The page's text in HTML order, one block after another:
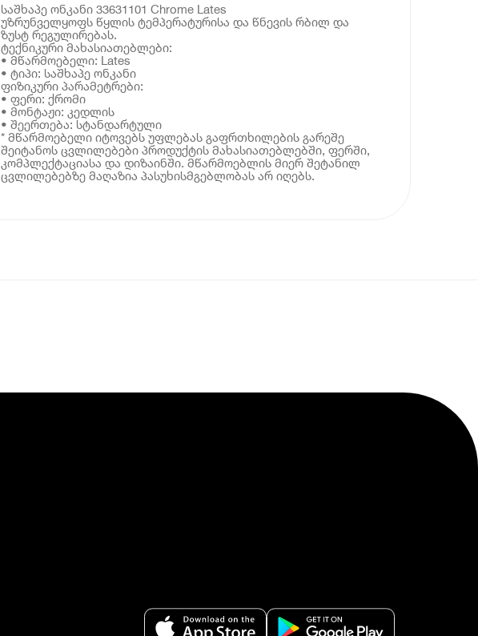
საშხაპე ონკანი 33631101 Chrome Lates
უზრუნველყოფს წყლის ტემპერატურისა და წნევის რბილ და
ზუსტ რეგულირებას.
ტექნიკური მახასიათებლები:
• მწარმოებელი: Lates
• ტიპი: საშხაპე ონკანი
ფიზიკური პარამეტრები:
• ფერი: ქრომი
• მონტაჟი: კედლის
• შეერთება: სტანდარტული
* მწარმოებელი იტოვებს უფლებას გაფრთხილების გარეშე
შეიტანოს ცვლილებები პროდუქტის მახასიათებლებში, ფერში,
კომპლექტაციასა და დიზაინში. მწარმოებლის მიერ შეტანილ
ცვლილებებზე მაღაზია პასუხისმგებლობას არ იღებს.